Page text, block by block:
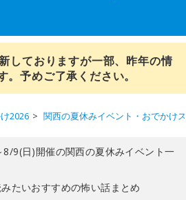
しておりますが一部、昨年の情
。予めご了承ください。
2026 関西の夏休みイベント・おでかけ
9(日)開催の関西の夏休みイベント一
みたいおすすめの怖い話まとめ